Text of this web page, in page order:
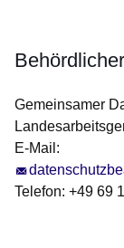
Gemeinsamer
E-Mail:
Telefon: +49 69